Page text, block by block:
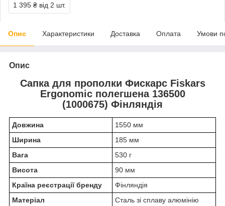
1 395 ₴ від 2 шт.
Опис Характеристики Доставка Оплата Умови
Опис
Сапка для прополки Фискарс Fiskars
Ergonomic полегшена 136500
(1000675) Фінляндія
Довжина
1550 мм
Ширина
185 мм
Вага
530 г
Висота
90 мм
Країна реєстрації бренду
Фінляндія
Матеріал
Сталь зі сплаву алюмінію